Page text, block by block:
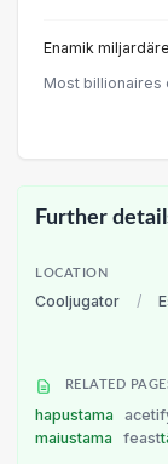
Enamik
Most billionaires
Further
LOCATION
Cooljugator /
RELATED
hapustama
maiustama
feast